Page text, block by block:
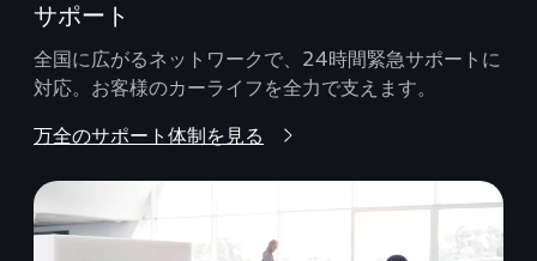
サポート
全国に広がるネットワークで、24時間緊急サポートに
対応。お客様のカーライフを全力で支えます。
万全のサポート体制を見る